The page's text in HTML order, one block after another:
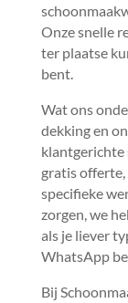
Onze snelle
ter plaatse
bent.​
Wat ons
dekking en
klantgerichte
gratis
specifieke
zorgen, we
als je liever
WhatsApp
Bij